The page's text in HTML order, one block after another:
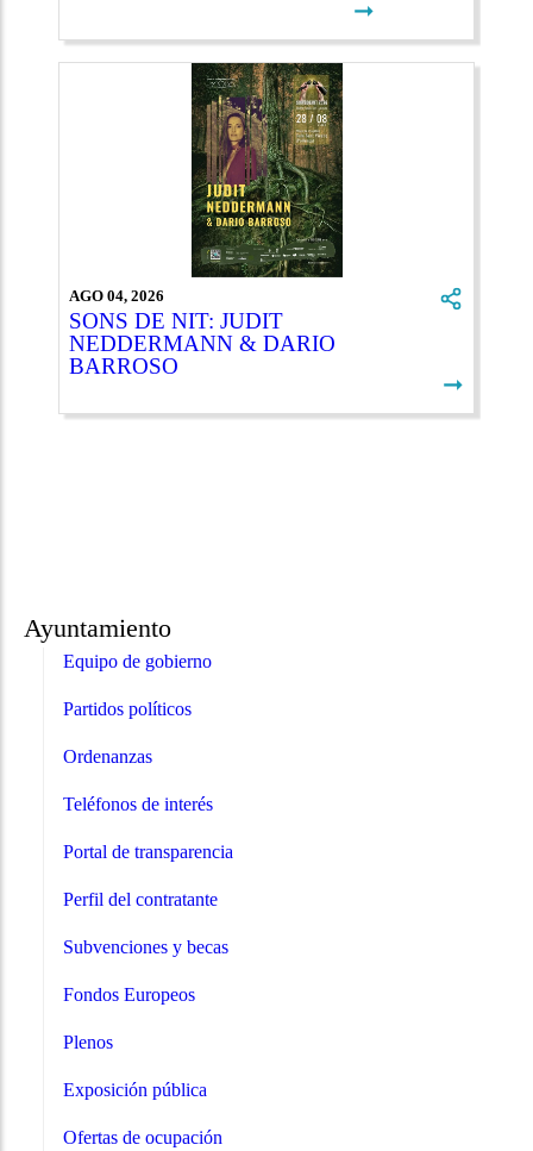
Ayuntamiento
Equipo de gobierno
Partidos políticos
Ordenanzas
Teléfonos de interés
Portal de transparencia
Perfil del contratante
Subvenciones y becas
Fondos Europeos
Plenos
Exposición pública
Ofertas de ocupación
➞
AGO 04, 2026
SONS DE NIT: JUDIT
NEDDERMANN & DARIO
BARROSO
➞